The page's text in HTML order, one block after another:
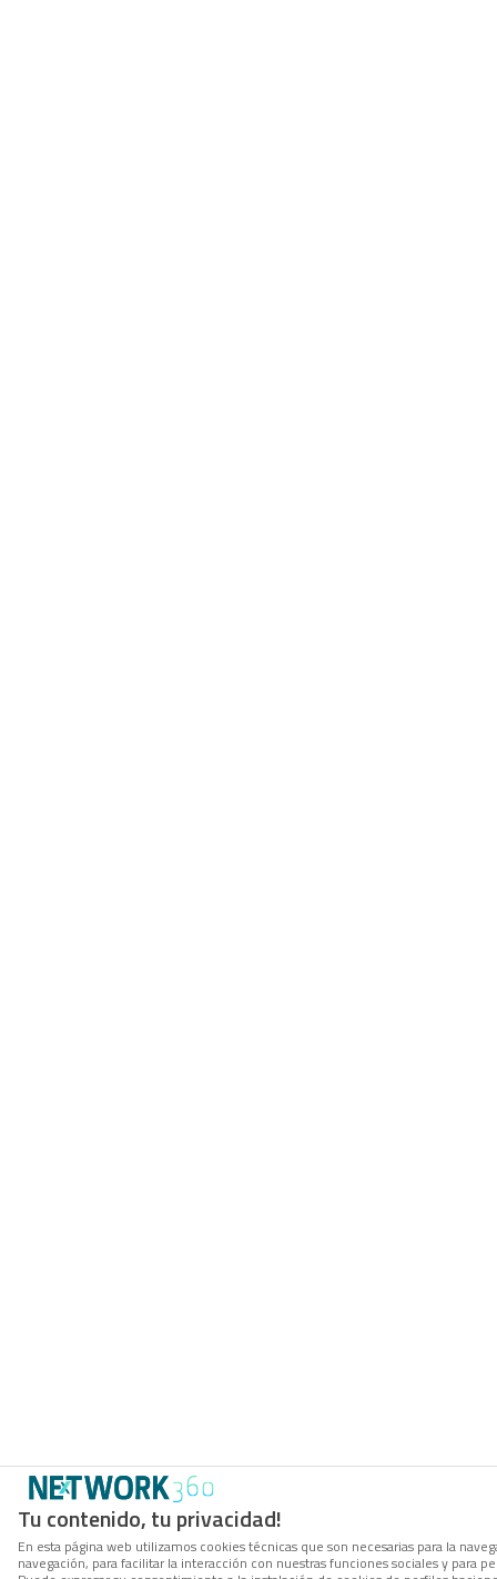
Tu contenido, tu privacidad!
En esta página web utilizamos cookies técnicas que son necesarias para la
navegación, para facilitar la interacción con nuestras funciones sociales y